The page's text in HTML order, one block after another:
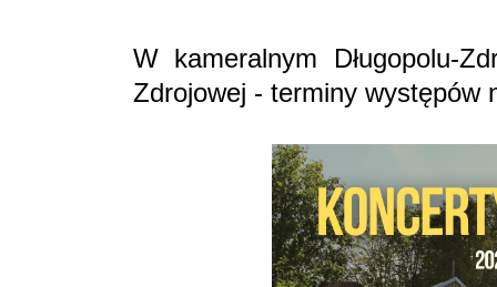
W kameralnym Długopolu-
Zdrojowej - terminy występów